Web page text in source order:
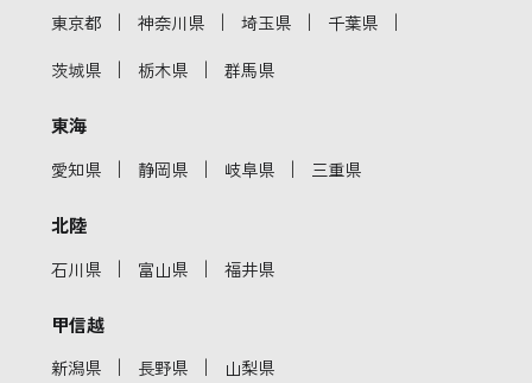
東京都 ｜ 神奈川県 ｜ 埼玉県 ｜ 千葉県 ｜
茨城県 ｜ 栃木県 ｜ 群馬県
東海
愛知県 ｜ 静岡県 ｜ 岐阜県 ｜ 三重県
北陸
石川県 ｜ 富山県 ｜ 福井県
甲信越
新潟県 ｜ 長野県 ｜ 山梨県